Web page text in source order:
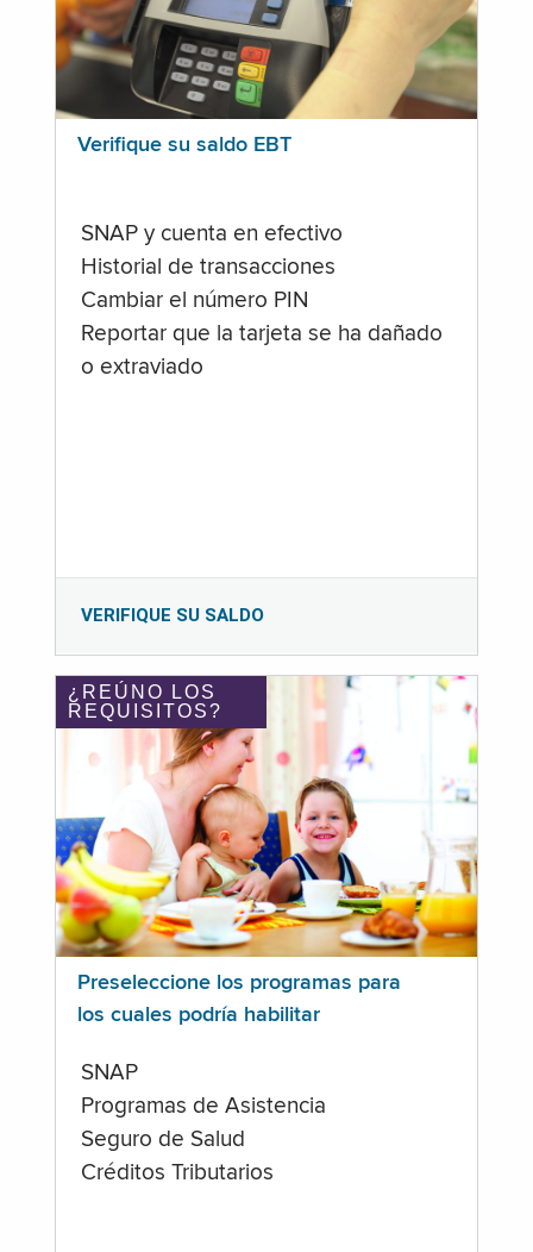
Verifique su saldo EBT
SNAP y cuenta en efectivo
Historial de transacciones
Cambiar el número PIN
Reportar que la tarjeta se ha dañado
o extraviado
VERIFIQUE SU SALDO
¿REÚNO LOS
REQUISITOS?
Preseleccione los programas para
los cuales podría habilitar
SNAP
Programas de Asistencia
Seguro de Salud
Créditos Tributarios